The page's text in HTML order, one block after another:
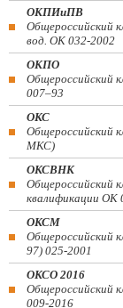
ОКПИиПВ
Общероссийский
вод. ОК 032-2002
ОКПО
Общероссийский
007–93
ОКС
Общероссийский
МКС)
ОКСВНК
Общероссийский
квалификации ОК
ОКСМ
Общероссийский
97) 025-2001
ОКСО 2016
Общероссийский
009-2016